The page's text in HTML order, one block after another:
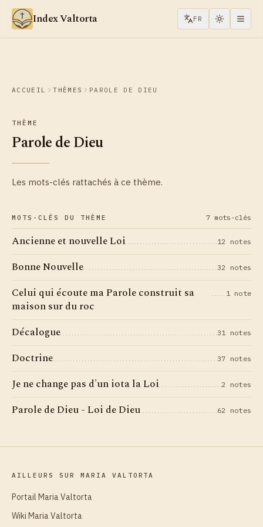
Aller au contenu
Index Valtorta FR
ACCUEIL THÈMES PAROLE DE DIEU
THÈME
Parole de Dieu
Les mots-clés rattachés à ce thème.
MOTS-CLÉS DU THÈME 7 mots-clés
Ancienne et nouvelle Loi 12 notes
Bonne Nouvelle 32 notes
Celui qui écoute ma Parole construit sa
maison sur du roc
1 note
Décalogue 31 notes
Doctrine 37 notes
Je ne change pas d'un iota la Loi 2 notes
Parole de Dieu - Loi de Dieu 62 notes
AILLEURS SUR MARIA VALTORTA
Portail Maria Valtorta
Wiki Maria Valtorta